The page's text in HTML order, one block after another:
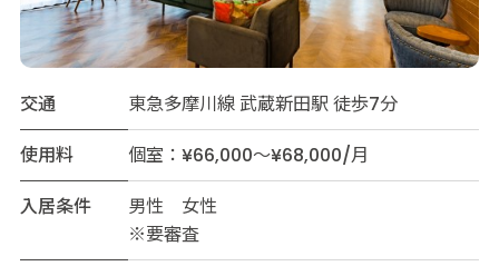
交通
東急多摩川線 武蔵新田駅 徒歩7分
使用料
個室：¥66,000～¥68,000/月
入居条件
男性 女性
※要審査